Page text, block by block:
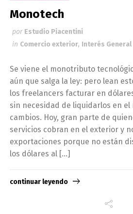
Monotech
por Estudio Piacentini
in Comercio exterior, Interés General
Se viene el monotributo
aún que salga la ley: pero lean
los freelancers facturar en
sin necesidad de liquidarlos en el
cambios. Hoy, gran parte de
servicios cobran en el exterior y
exportaciones porque no están
los dólares al […]
continuar leyendo